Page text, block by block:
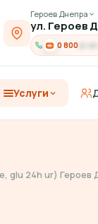
Героев Днепра
ул. Героев
0 80021-91-
Услуги
glu 24h ur)